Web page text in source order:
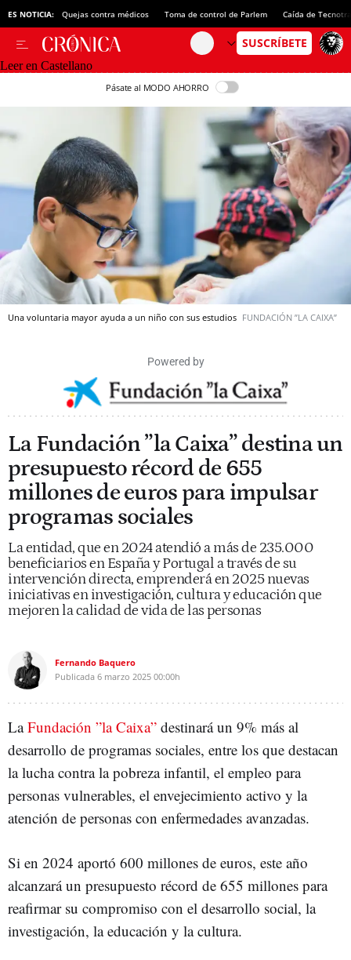
ES NOTICIA: Quejas contra médicos Toma de control de Parlem Caída de
Leer en Castellano
Pásate al MODO AHORRO
Una voluntaria mayor ayuda a un niño con sus estudios FUNDACIÓN ”LA CAIXA”
Powered by
La Fundación ”la Caixa” destina un
presupuesto récord de 655
millones de euros para impulsar
programas sociales
La entidad, que en 2024 atendió a más de 235.000
beneficiarios en España y Portugal a través de su
intervención directa, emprenderá en 2025 nuevas
iniciativas en investigación, cultura y educación que
mejoren la calidad de vida de las personas
Fernando Baquero
Publicada 6 marzo 2025 00:00h
LaFundación ”la Caixa” destinará un 9% más al
desarrollo de programas sociales, entre los que destacan
la lucha contra la pobreza infantil, el empleo para
personas vulnerables, el envejecimiento activo y la
atención de personas con enfermedades avanzadas.
Si en 2024 aportó 600 millones de euros, este año
alcanzará un presupuesto récord de 655 millones para
reafirmar su compromiso con el desarrollo social, la
investigación, la educación y la cultura.